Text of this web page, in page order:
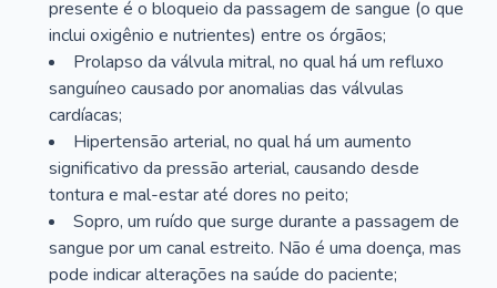
presente é o bloqueio da passagem de sangue (o que
inclui oxigênio e nutrientes) entre os órgãos;
Prolapso da válvula mitral, no qual há um refluxo
sanguíneo causado por anomalias das válvulas
cardíacas;
Hipertensão arterial, no qual há um aumento
significativo da pressão arterial, causando desde
tontura e mal-estar até dores no peito;
Sopro, um ruído que surge durante a passagem de
sangue por um canal estreito. Não é uma doença, mas
pode indicar alterações na saúde do paciente;